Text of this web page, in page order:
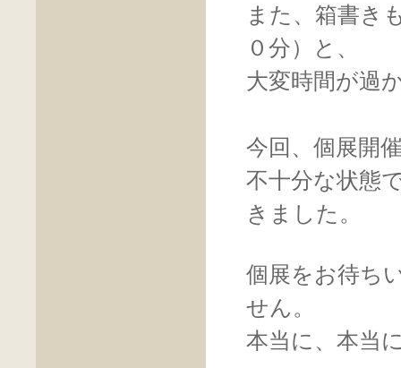
また、箱書き
０分）と、
大変時間が過
今回、個展開
不十分な状態
きました。
個展をお待ち
せん。
本当に、本当